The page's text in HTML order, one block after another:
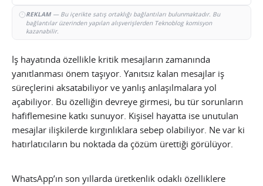
REKLAM— Bu içerikte satış ortaklığı bağlantıları bulunmaktadır. Bu
bağlantılar üzerinden yapılan alışverişlerden Teknoblog komisyon
kazanabilir.
İş hayatında özellikle kritik mesajların zamanında
yanıtlanması önem taşıyor. Yanıtsız kalan mesajlar iş
süreçlerini aksatabiliyor ve yanlış anlaşılmalara yol
açabiliyor. Bu özelliğin devreye girmesi, bu tür sorunların
hafiflemesine katkı sunuyor. Kişisel hayatta ise unutulan
mesajlar ilişkilerde kırgınlıklara sebep olabiliyor. Ne var ki
hatırlatıcıların bu noktada da çözüm ürettiği görülüyor.
WhatsApp’ın son yıllarda üretkenlik odaklı özelliklere